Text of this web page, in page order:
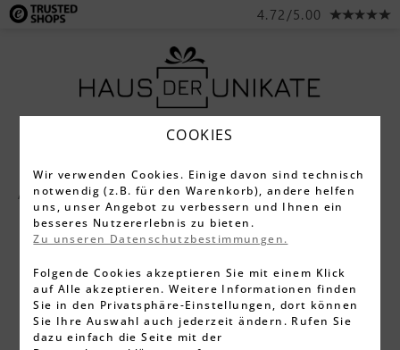
4.72/5.00
Alle Produkte Lederprodukte
COOKIES
Wir verwenden Cookies. Einige davon sind technisch
notwendig (z.B. für den Warenkorb), andere helfen
uns, unser Angebot zu verbessern und Ihnen ein
besseres Nutzererlebnis zu bieten.
Zu unseren Datenschutzbestimmungen.
Folgende Cookies akzeptieren Sie mit einem Klick
auf Alle akzeptieren. Weitere Informationen finden
Sie in den Privatsphäre-Einstellungen, dort können
Sie Ihre Auswahl auch jederzeit ändern. Rufen Sie
dazu einfach die Seite mit der